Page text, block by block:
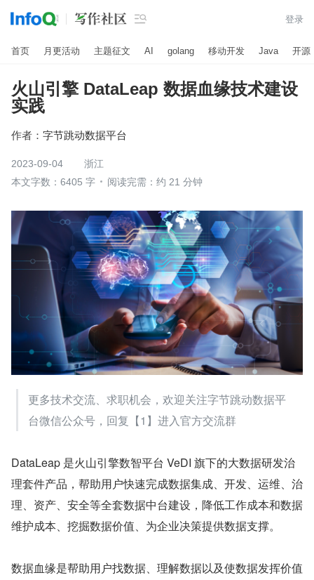
 登录
首页 月更活动 主题征文 AI golang 移动开发 Java 开源
火山引擎 DataLeap 数据血缘技术建设
实践
作者： 字节跳动数据平台
2023-09-04
浙江
本文字数：6405 字
阅读完需：约 21 分钟
更多技术交流、求职机会，欢迎关注字节跳动数据平
台微信公众号，回复【1】进入官方交流群
DataLeap 是火山引擎数智平台 VeDI 旗下的大数据研发治
理套件产品，帮助用户快速完成数据集成、开发、运维、治
理、资产、安全等全套数据中台建设，降低工作成本和数据
维护成本、挖掘数据价值、为企业决策提供数据支撑。
数据血缘是帮助用户找数据、理解数据以及使数据发挥价值